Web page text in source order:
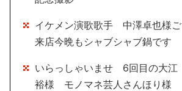
イケメン演歌歌手 中澤卓也様ご
来店今晩もシャブシャブ鍋です
いらっしゃいませ 6回目の大江
裕様 モノマネ芸人さんほり様